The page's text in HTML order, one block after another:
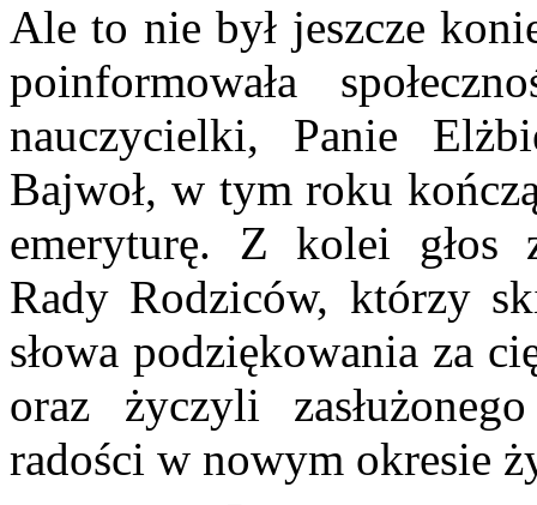
Ale to nie był jeszcze
poinformowała
nauczycielki, Panie
Bajwoł, w tym roku
emeryturę. Z kolei głos
Rady Rodziców, którzy
słowa podziękowania za
oraz życzyli
radości w nowym okresie